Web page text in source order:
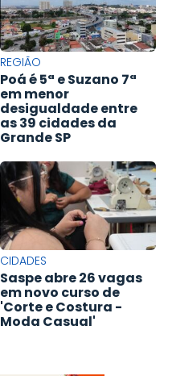
REGIÃO
Poá é 5ª e Suzano 7ª
em menor
desigualdade entre
as 39 cidades da
Grande SP
CIDADES
Saspe abre 26 vagas
em novo curso de
'Corte e Costura -
Moda Casual'